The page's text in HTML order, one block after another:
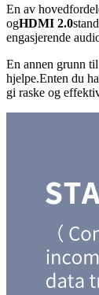
En av
ogHDMI 2.0
engasjerende
En annen grunn
hjelpe.Enten du
gi raske og